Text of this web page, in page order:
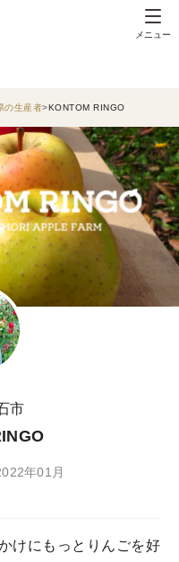
メニュー
の生産者 KONTOM RINGO
市
年01月
けにもっとりんごを好